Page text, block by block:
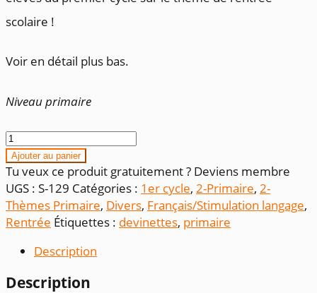
scolaire !
Voir en détail plus bas.
Niveau primaire
quantité
de
Devinettes
Entrée
scolaire
1er
Ajouter au panier
Tu veux ce produit gratuitement ? Deviens membre
UGS : S-129 Catégories : 1er cycle, 2-Primaire, 2-
Thèmes Primaire, Divers, Français/Stimulation langage,
Rentrée Étiquettes : devinettes, primaire
Description
Description